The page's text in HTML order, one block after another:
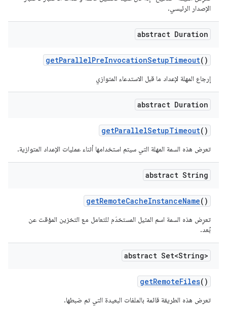
الإصدار الرئيسي.
abstract Duration
getParallelPreInvocationSetupTimeout()
إرجاع المهلة لإعداد ما قبل الاستدعاء المتوازي
abstract Duration
getParallelSetupTimeout()
تعرض هذه السمة المهلة التي سيتم استخدامها أثناء عمليات الإعداد المتوازية.
abstract String
getRemoteCacheInstanceName()
تعرِض هذه السمة اسم المثيل المستخدَم للتعامل مع التخزين المؤقت عن
بُعد.
abstract Set<String>
getRemoteFiles()
تعرض هذه الطريقة قائمة بالملفات البعيدة التي تم ضبطها.